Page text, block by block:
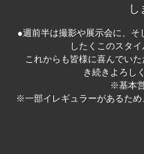
し
●週前半は撮影や展示会に、
したくこのスタイ
これからも皆様に喜んでいた
き続きよろし
※基本営
※一部イレギュラーがあるた